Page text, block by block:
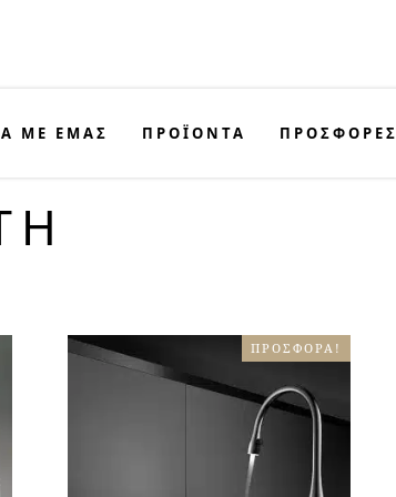
ΜΕ ΕΜΑΣ ΠΡΟΪΟΝΤΑ ΠΡΟΣΦΟΡΈΣ
ΠΡΟΣΦΟΡΆ!